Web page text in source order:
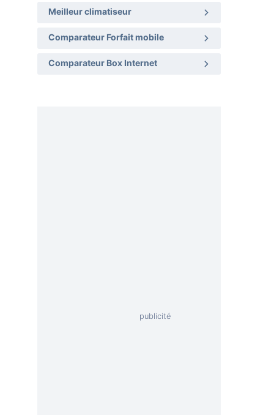
Meilleur climatiseur
Comparateur Forfait mobile
Comparateur Box Internet